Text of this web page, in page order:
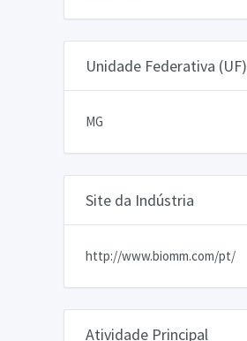
Unidade Federativa (UF)
MG
Site da Indústria
http://www.biomm.com/pt/
Atividade Principal